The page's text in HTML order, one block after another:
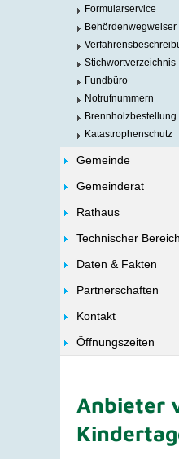
Formularservice
Behördenwegweiser
Stichwortverzeichnis
Fundbüro
Notrufnummern
Brennholzbestellung
Katastrophenschutz
Gemeinde
Gemeinderat
Rathaus
Technischer Bereich
Daten & Fakten
Partnerschaften
Kontakt
Öffnungszeiten
Anbieter